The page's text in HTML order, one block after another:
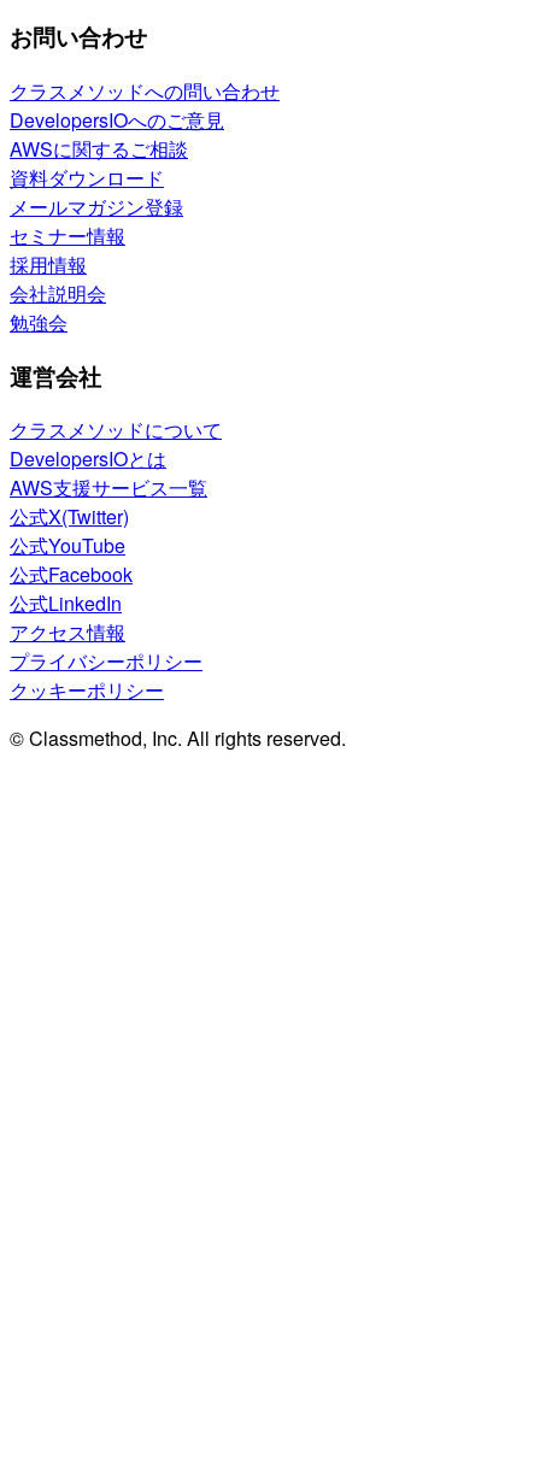
お問い合わせ
クラスメソッドへの問い合わせ
DevelopersIOへのご意見
AWSに関するご相談
資料ダウンロード
メールマガジン登録
セミナー情報
採用情報
会社説明会
勉強会
運営会社
クラスメソッドについて
DevelopersIOとは
AWS支援サービス一覧
公式X(Twitter)
公式YouTube
公式Facebook
公式LinkedIn
アクセス情報
プライバシーポリシー
クッキーポリシー
© Classmethod, Inc. All rights reserved.